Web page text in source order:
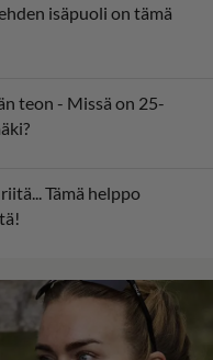
isäpuoli on tämä
teon - Missä on 25-
Tämä helppo